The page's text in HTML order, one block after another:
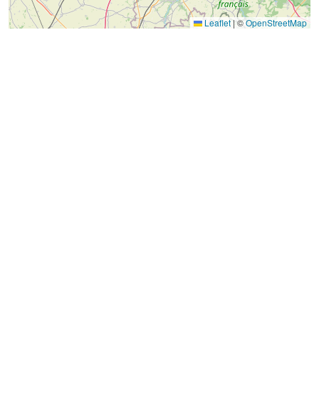
Leaflet |©OpenStreetMap